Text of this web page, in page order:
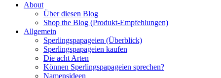
About
Über diesen Blog
Shop the Blog (Produkt-Empfehlungen)
Allgemein
Sperlingspapageien (Überblick)
Sperlingspapageien kaufen
Die acht Arten
Können Sperlingspapageien sprechen?
Namensideen